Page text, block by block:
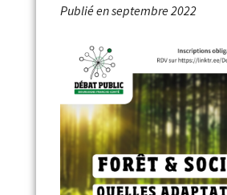
Publié enseptembre 2022